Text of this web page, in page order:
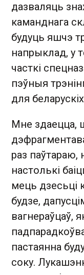
дазваляць
каманднага
будуць яшчэ
напрыклад, у
часткі
пэўныя
для
Мне здаецца,
раз паўтараю,
настолькі
мець дзесьці
будзе,
вагнераўцаў,
пастаянна
соку.